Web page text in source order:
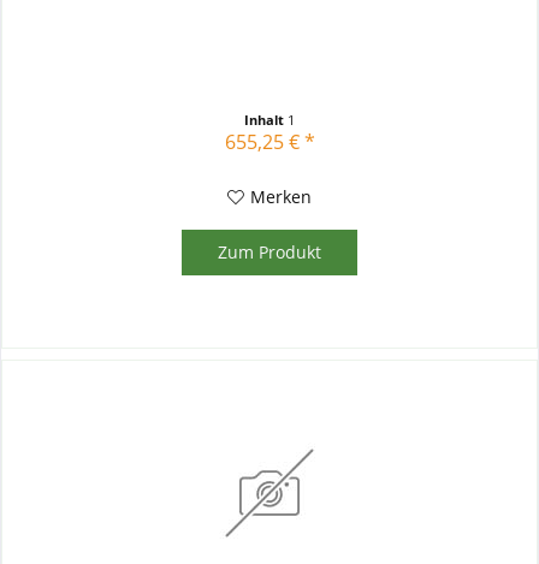
Inhalt 1
655,25 € *
Merken
Zum Produkt